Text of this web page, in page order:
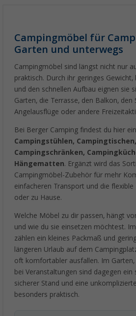
Campingmöbel für
Garten und unterwegs
Campingmöbel sind längst nicht nur
praktisch. Durch ihr geringes
und den schnellen Aufbau eignen sie
Garten, die Terrasse, den Balkon, den
Angelausflüge oder andere
Bei Berger Camping findest du hier
Campingstühlen,
Campingschränken,
Hängematten. Ergänzt wird das
Campingmöbel-Zubehör für mehr
einfacheren Transport und die
oder zu Hause.
Welche Möbel zu dir passen, hängt
und wie du sie einsetzen möchtest.
zählen ein kleines Packmaß und
längeren Urlaub auf dem
oft komfortabler ausfallen. Im
bei Veranstaltungen sind dagegen ein
sicherer Stand und eine
besonders praktisch.